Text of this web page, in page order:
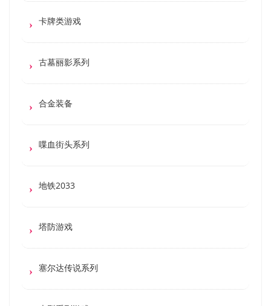
卡牌类游戏
古墓丽影系列
合金装备
喋血街头系列
地铁2033
塔防游戏
塞尔达传说系列